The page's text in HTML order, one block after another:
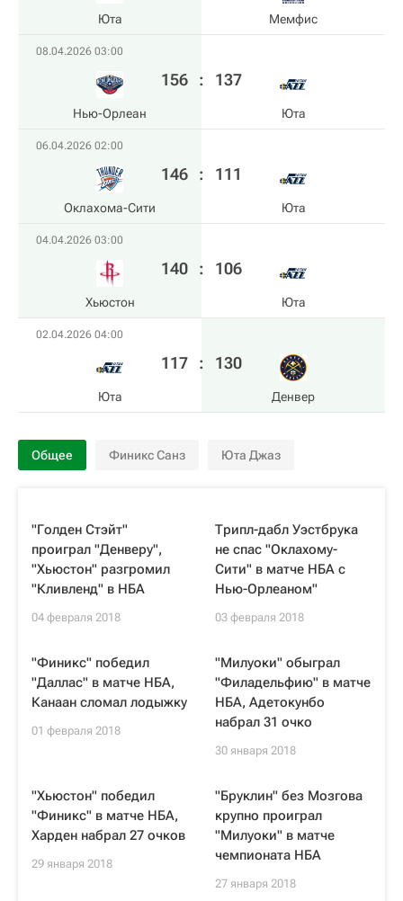
Юта Мемфис
08.04.2026 03:00
Нью-Орлеан
156 : 137
Юта
06.04.2026 02:00
Оклахома-Сити
146 : 111
Юта
04.04.2026 03:00
Хьюстон
140 : 106
Юта
02.04.2026 04:00
Юта
117 : 130
Денвер
Общее Финикс Санз Юта Джаз
"Голден Стэйт"
проиграл "Денверу",
"Хьюстон" разгромил
"Кливленд" в НБА
04 февраля 2018
Трипл-дабл Уэстбрука
не спас "Оклахому-
Сити" в матче НБА с
Нью-Орлеаном"
03 февраля 2018
"Финикс" победил
"Даллас" в матче НБА,
Канаан сломал лодыжку
01 февраля 2018
"Милуоки" обыграл
"Филадельфию" в матче
НБА, Адетокунбо
набрал 31 очко
30 января 2018
"Хьюстон" победил
"Финикс" в матче НБА,
Харден набрал 27 очков
29 января 2018
"Бруклин" без Мозгова
крупно проиграл
"Милуоки" в матче
чемпионата НБА
27 января 2018